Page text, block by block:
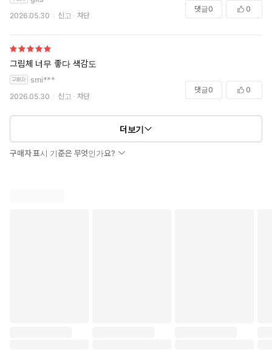
2026.05.30 신고 차단
댓글0 0
그림체 너무 좋다 색감도
smi***
2026.05.30 신고 차단
댓글0 0
더보기
구매자 표시 기준은 무엇인가요?